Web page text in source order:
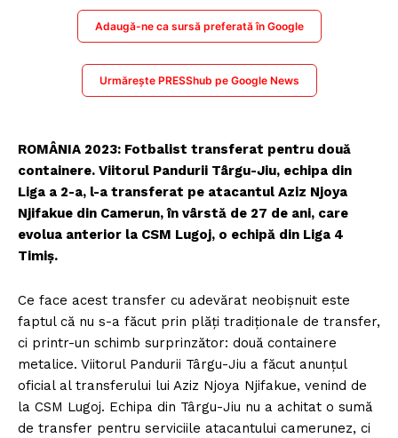
Adaugă-ne ca sursă preferată în Google
Urmărește PRESShub pe Google News
ROMÂNIA 2023: Fotbalist transferat pentru două
containere. Viitorul Pandurii Târgu-Jiu, echipa din
Liga a 2-a, l-a transferat pe atacantul Aziz Njoya
Njifakue din Camerun, în vârstă de 27 de ani, care
evolua anterior la CSM Lugoj, o echipă din Liga 4
Timiș.
Ce face acest transfer cu adevărat neobișnuit este
faptul că nu s-a făcut prin plăți tradiționale de transfer,
ci printr-un schimb surprinzător: două containere
metalice. Viitorul Pandurii Târgu-Jiu a făcut anunțul
oficial al transferului lui Aziz Njoya Njifakue, venind de
la CSM Lugoj. Echipa din Târgu-Jiu nu a achitat o sumă
de transfer pentru serviciile atacantului camerunez, ci